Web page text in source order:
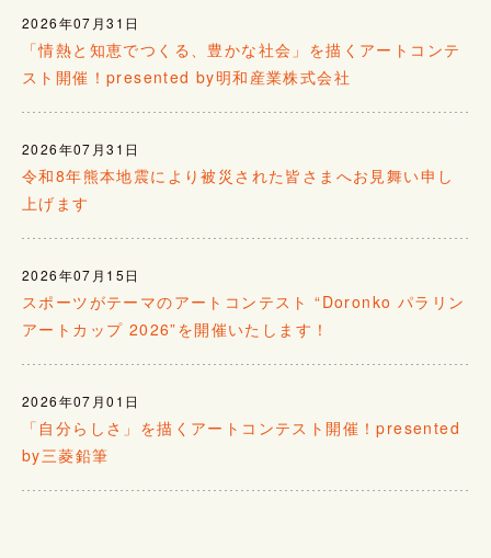
2026年07月31日
「情熱と知恵でつくる、豊かな社会」を描くアートコンテ
スト開催！presented by明和産業株式会社
2026年07月31日
令和8年熊本地震により被災された皆さまへお見舞い申し
上げます
2026年07月15日
スポーツがテーマのアートコンテスト “Doronko パラリン
アートカップ 2026”を開催いたします！
2026年07月01日
「自分らしさ」を描くアートコンテスト開催！presented
by三菱鉛筆